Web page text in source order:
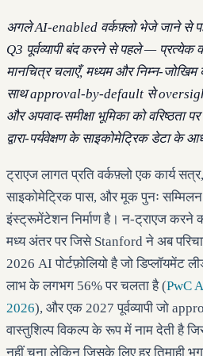
अगले AI-enabled वर्कफ़्लो भेजे जाने से
Q3 पूर्वव्यापी बंद करने से पहले — प्रत्येक
मानचित्र चलाएँ, मध्यम और निम्न-
साथ approval-by-default से
और अपवाद-समीक्षा भूमिका को वरिष्ठता
द्वारा-पर्यवेक्षण के साइकोमेट्रिक डेटा के
ट्राएज लागत प्रति वर्कफ़्लो एक कार्य
साइकोमेट्रिक पास, और मूक पुनः
इंस्ट्रूमेंटेशन निर्माण है। न-ट्राएज करने
मध्य अंतर पर जिसे Stanford ने अब
2026 AI पोर्टफ़ोलियो है जो डिप्लॉयमेंट
लाभ के लगभग 56% पर चलता है (PwC
2026), और एक 2027 पूर्वव्यापी जो
वास्तुशिल्प विकल्प के रूप में नाम देती है
नहीं चुना लेकिन जिसके लिए हर तिमाही